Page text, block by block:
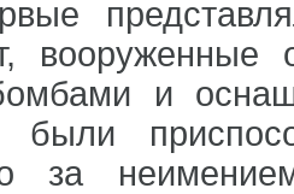
вооруженные
и
были
за